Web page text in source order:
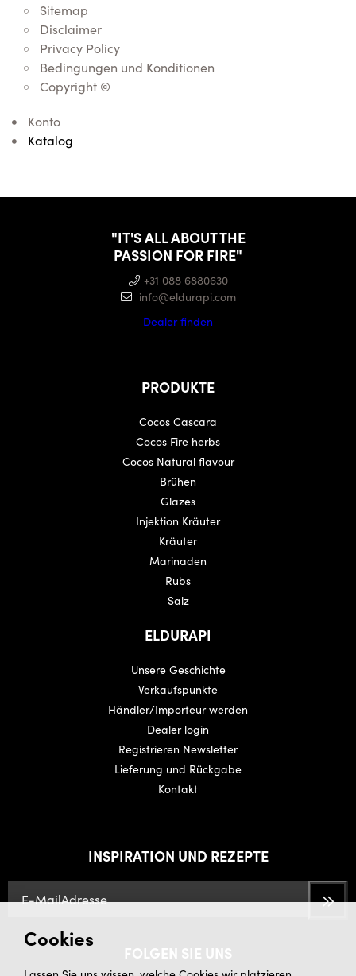
Cookies
Sitemap
Disclaimer
Privacy Policy
Bedingungen und Konditionen
Copyright ©
Konto
Katalog
"IT'S ALL ABOUT THE
PASSION FOR FIRE"
+31 088 6880630
info@eldurapi.com
Dealer finden
PRODUKTE
Cocos Cascara
Cocos Fire herbs
Cocos Natural flavour
Brühen
Glazes
Injektion Kräuter
Kräuter
Marinaden
Rubs
Salz
ELDURAPI
Unsere Geschichte
Verkaufspunkte
Händler/Importeur werden
Dealer login
Registrieren Newsletter
Lieferung und Rückgabe
Kontakt
INSPIRATION UND REZEPTE
FOLGEN SIE UNS